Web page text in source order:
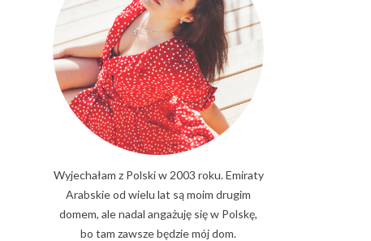
Wyjechałam z Polski w 2003 roku. Emiraty
Arabskie od wielu lat są moim drugim
domem, ale nadal angażuję się w Polskę,
bo tam zawsze będzie mój dom.